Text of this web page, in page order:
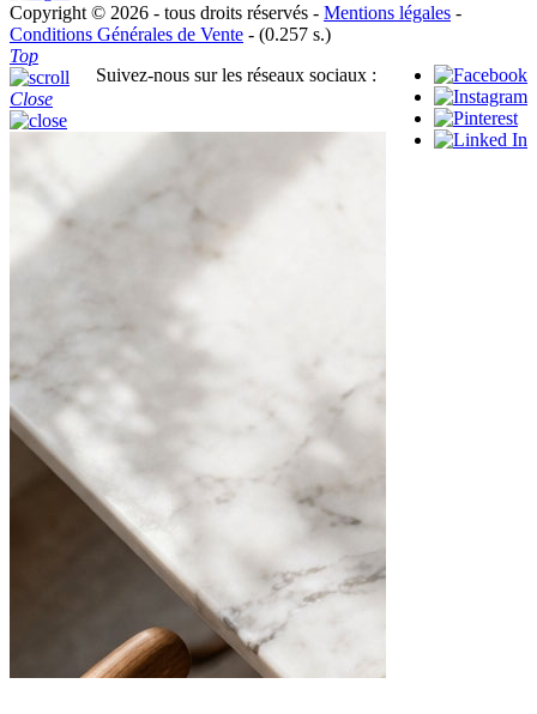
Copyright © 2026 - tous droits réservés - Mentions légales -
Conditions Générales de Vente - (0.257 s.)
Suivez-nous sur les réseaux sociaux :
Top
Close